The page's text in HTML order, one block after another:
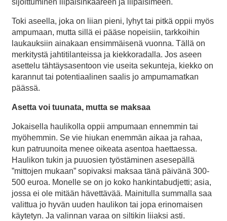
sijoittuminen liipaisinkaareen ja liipaisimeen.
Toki aseella, joka on liian pieni, lyhyt tai pitkä oppii myös
ampumaan, mutta sillä ei pääse nopeisiin, tarkkoihin
laukauksiin ainakaan ensimmäisenä vuonna. Tällä on
merkitystä jahtitilanteissa ja kiekkoradalla. Jos aseen
asettelu tähtäysasentoon vie useita sekunteja, kiekko on
karannut tai potentiaalinen saalis jo ampumamatkan
päässä.
Asetta voi tuunata, mutta se maksaa
Jokaisella haulikolla oppii ampumaan ennemmin tai
myöhemmin. Se vie hiukan enemmän aikaa ja rahaa,
kun patruunoita menee oikeata asentoa haettaessa.
Haulikon tukin ja puuosien työstäminen asesepällä
”mittojen mukaan” sopivaksi maksaa tänä päivänä 300-
500 euroa. Monelle se on jo koko hankintabudjetti; asia,
jossa ei ole mitään hävettävää. Mainitulla summalla saa
valittua jo hyvän uuden haulikon tai jopa erinomaisen
käytetyn. Ja valinnan varaa on siltikin liiaksi asti.